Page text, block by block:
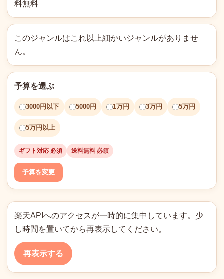
料無料
このジャンルはこれ以上細かいジャンルがありませ
ん。
予算を選ぶ
3000円以下 5000円 1万円 3万円 5万円
5万円以上
ギフト対応 必須 送料無料 必須
予算を変更
楽天APIへのアクセスが一時的に集中しています。少
し時間を置いてから再表示してください。
再表示する